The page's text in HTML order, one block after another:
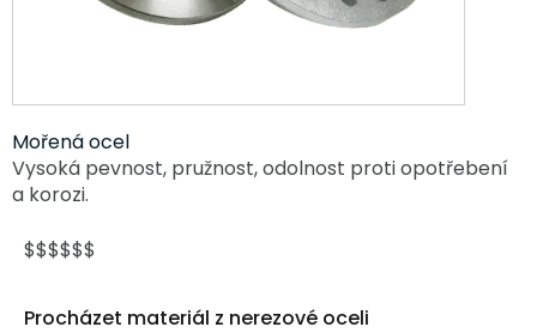
Mořená ocel
Vysoká pevnost, pružnost, odolnost proti opotřebení
a korozi.
$$$$$$
Procházet materiál z nerezové oceli